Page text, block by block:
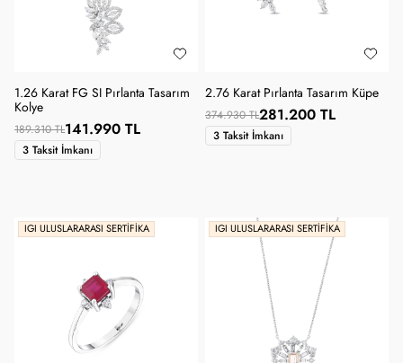
1.26 Karat FG SI Pırlanta Tasarım
Kolye
189.310 TL141.990 TL
3 Taksit İmkanı
2.76 Karat Pırlanta Tasarım Küpe
374.930 TL281.200 TL
3 Taksit İmkanı
IGI ULUSLARARASI SERTIFIKA IGI ULUSLARARASI SERTIFIKA